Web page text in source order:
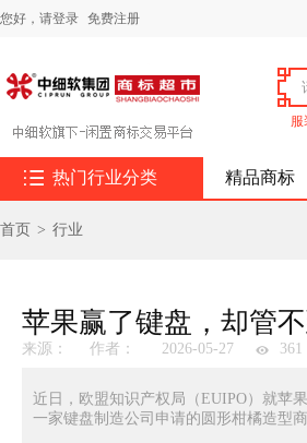
您好， 请登录 免费注册
服
 热门行业分类 精品商标
首页 > 行业
来源： 作者： 2026-05-27 361
近日，欧盟知识产权局（EUIPO）就苹
一家键盘制造公司申请的圆形柑橘造型